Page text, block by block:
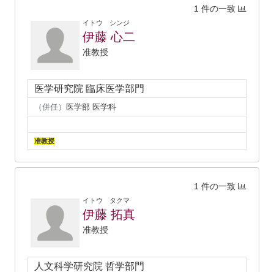
1 件の一致
イトウ シンジ
伊藤 心二
准教授
医学研究院 臨床医学部門
（併任） 医学部 医学科
准教授
1 件の一致
イトウ タクマ
伊藤 拓真
准教授
人文科学研究院 哲学部門